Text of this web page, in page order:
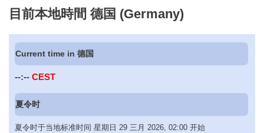
目前本地時間 德国 (Germany)
Current time in 德国
--:-- CEST
夏令时
夏令时于当地标准时间 星期日 29 三月 2026, 02:00 开始